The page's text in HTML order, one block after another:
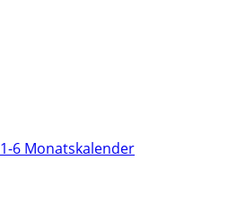
1-6 Monatskalender